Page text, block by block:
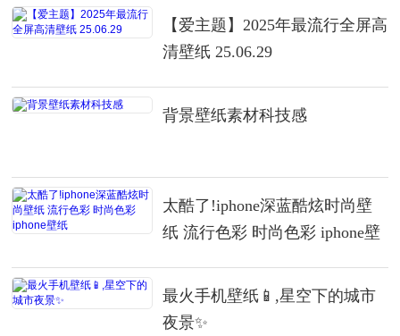
【爱主题】2025年最流行全屏高
清壁纸 25.06.29
背景壁纸素材科技感
太酷了!iphone深蓝酷炫时尚壁
纸 流行色彩 时尚色彩 iphone壁
最火手机壁纸📱,星空下的城市
夜景✨